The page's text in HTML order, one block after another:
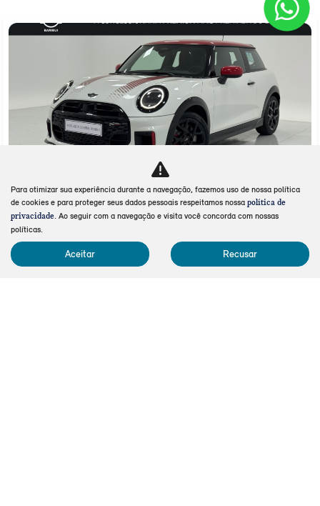
MINI
MINI COOPER 2.0 16V TWINPOWER GASOLINA JOHN WORKS 2P
Para otimizar sua experiência durante a navegação, fazemos uso de nossa política
de cookies e para proteger seus dados pessoais respeitamos nossa política de
privacidade. Ao seguir com a navegação e visita você concorda com nossas
políticas.
Aceitar Recusar